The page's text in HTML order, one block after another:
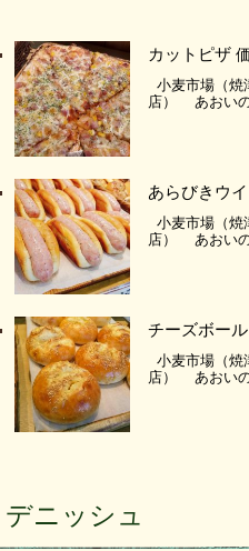
カットピザ
小麦市場（焼
店）
あおい
あらびきウ
小麦市場（焼
店）
あおい
チーズボール
小麦市場（焼
店）
あおい
デニッシュ